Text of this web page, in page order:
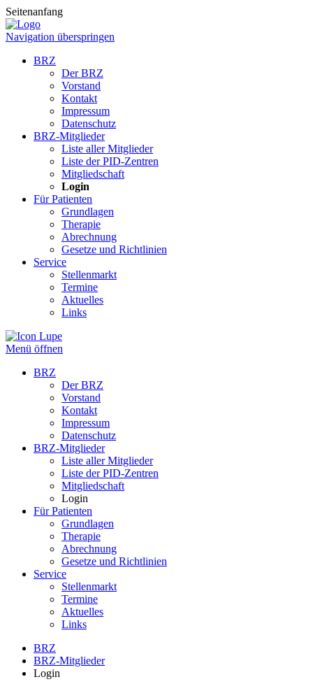
Seitenanfang
Navigation überspringen
BRZ
Der BRZ
Vorstand
Kontakt
Impressum
Datenschutz
BRZ-Mitglieder
Liste aller Mitglieder
Liste der PID-Zentren
Mitgliedschaft
Login
Für Patienten
Grundlagen
Therapie
Abrechnung
Gesetze und Richtlinien
Service
Stellenmarkt
Termine
Aktuelles
Links
Menü öffnen
BRZ
Der BRZ
Vorstand
Kontakt
Impressum
Datenschutz
BRZ-Mitglieder
Liste aller Mitglieder
Liste der PID-Zentren
Mitgliedschaft
Login
Für Patienten
Grundlagen
Therapie
Abrechnung
Gesetze und Richtlinien
Service
Stellenmarkt
Termine
Aktuelles
Links
BRZ
BRZ-Mitglieder
Login